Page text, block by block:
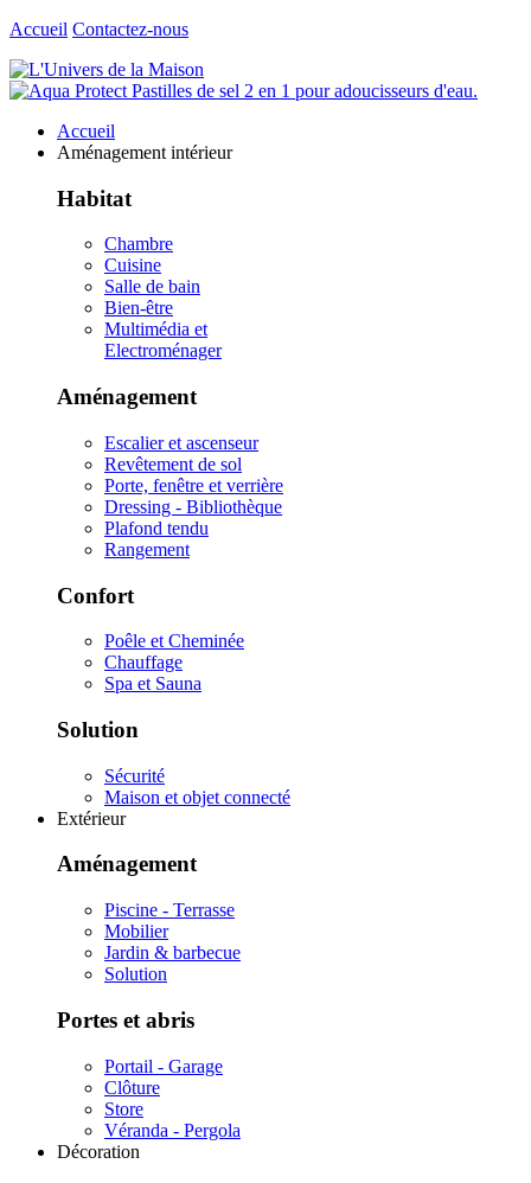
Accueil Contactez-nous
Accueil
Aménagement intérieur
Habitat
Chambre
Cuisine
Salle de bain
Bien-être
Multimédia et
Electroménager
Aménagement
Escalier et ascenseur
Revêtement de sol
Porte, fenêtre et verrière
Dressing - Bibliothèque
Plafond tendu
Rangement
Confort
Poêle et Cheminée
Chauffage
Spa et Sauna
Solution
Sécurité
Maison et objet connecté
Extérieur
Aménagement
Piscine - Terrasse
Mobilier
Jardin & barbecue
Solution
Portes et abris
Portail - Garage
Clôture
Store
Véranda - Pergola
Décoration